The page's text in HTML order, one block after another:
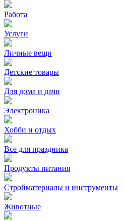
Работа
Услуги
Личные вещи
Детские товары
Для дома и дачи
Электроника
Хобби и отдых
Все для праздника
Продукты питания
Стройматериалы и инструменты
Животные